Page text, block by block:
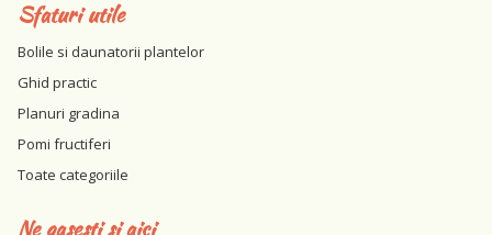
Sfaturi utile
Bolile si daunatorii plantelor
Ghid practic
Planuri gradina
Pomi fructiferi
Toate categoriile
Ne gasesti si aici